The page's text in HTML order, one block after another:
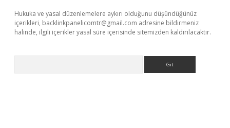
Hukuka ve yasal düzenlemelere aykırı olduğunu düşündüğünüz
içerikleri, backlinkpanelicomtr@gmail.com adresine bildirmeniz
halinde, ilgili içerikler yasal süre içerisinde sitemizden kaldırılacaktır.